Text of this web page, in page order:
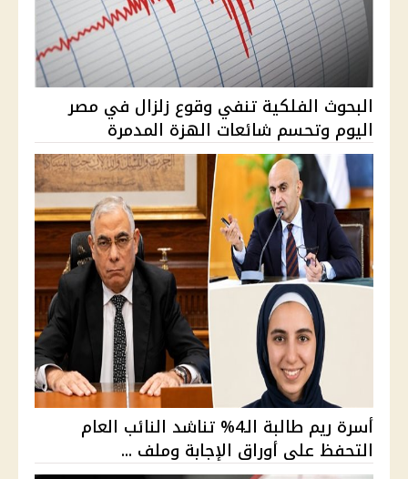
البحوث الفلكية تنفي وقوع زلزال في مصر
اليوم وتحسم شائعات الهزة المدمرة
أسرة ريم طالبة الـ4% تناشد النائب العام
التحفظ على أوراق الإجابة وملف ...